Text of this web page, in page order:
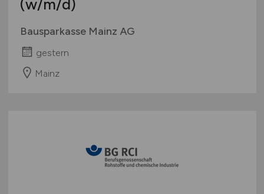
(w/m/d)
Bausparkasse Mainz AG
gestern
Mainz